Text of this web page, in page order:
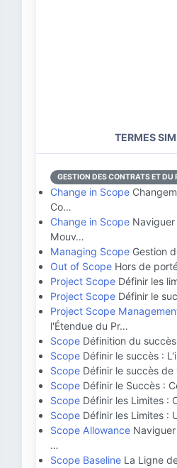
TERMES
GESTION DES CONTRATS ET DU
Change in Scope
Co…
Change in Scope
Mouv…
Managing Scope Gestion
Out of Scope Hors de
Project Scope Définir les
Project Scope Définir le
Project Scope
l'Étendue du Pr…
Scope Définition du
Scope Définir le succès :
Scope Définir le succès
Scope Définir le Succès :
Scope Définir les Limites :
Scope Définir les Limites :
Scope Allowance
…
Scope Baseline La Ligne